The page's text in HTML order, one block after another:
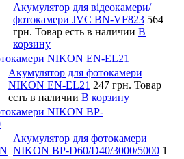
Акумулятор для відеокамери/
фотокамери JVC BN-VF823 564
грн. Товар есть в наличии В
корзину
NIKON EN-EL21
Акумулятор для фотокамери
NIKON EN-EL21 247 грн. Товар
есть в наличии В корзину
NIKON BP-
Акумулятор для фотокамери
NIKON BP-D60/D40/3000/5000 1